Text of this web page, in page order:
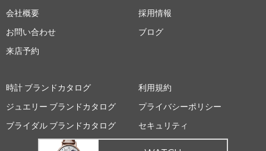
会社概要
お問い合わせ
来店予約
採用情報
ブログ
時計 ブランドカタログ
ジュエリー ブランドカタログ
ブライダル ブランドカタログ
利用規約
プライバシーポリシー
セキュリティ